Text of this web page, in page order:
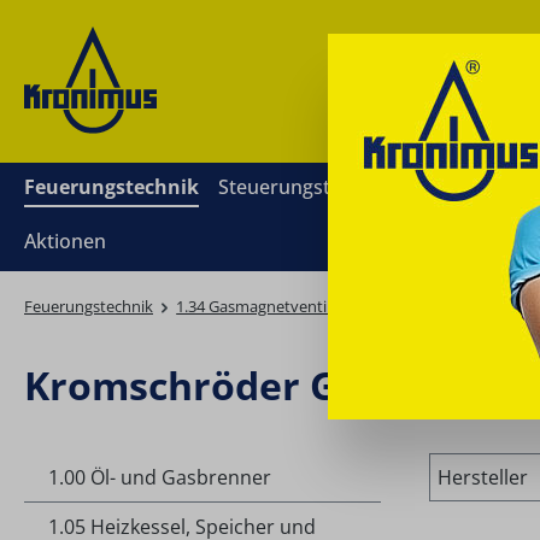
Zur Hauptnavigation springen
Feuerungstechnik Steuerungstechnik Mess- und
Aktionen
Feuerungstechnik 1.34 Gasmagnetventile, Gasmultiblöcke
Kromschröder
1.00 Öl- und Gasbrenner
1.05 Heizkessel, Speicher und
Hersteller